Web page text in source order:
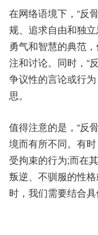
在网络语境下，“反
规、追求自由和独
勇气和智慧的典范
注和讨论。同时，“
争议性的言论或行
思。
值得注意的是，“反
境而有所不同。有
受拘束的行为;而在
叛逆、不驯服的性
时，我们需要结合